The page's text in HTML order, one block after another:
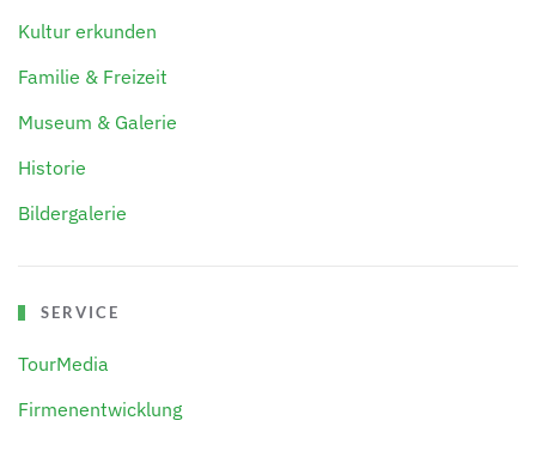
Kultur erkunden
Familie & Freizeit
Museum & Galerie
Historie
Bildergalerie
SERVICE
TourMedia
Firmenentwicklung